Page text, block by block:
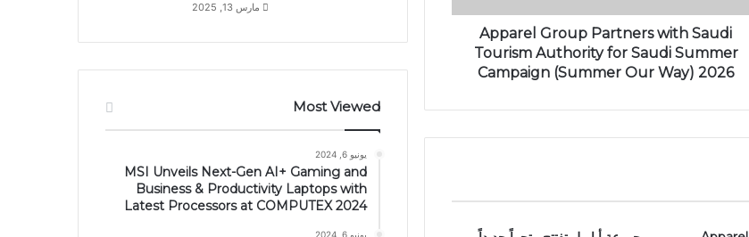
Apparel Group Partners with Saudi
Tourism Authority for Saudi Summer
Campaign (Summer Our Way) 2026
مارس 13, 2025
Most Viewed
يونيو 6, 2024
MSI Unveils Next-Gen AI+ Gaming and
Business & Productivity Laptops with
Latest Processors at COMPUTEX 2024
يونيو 6, 2024